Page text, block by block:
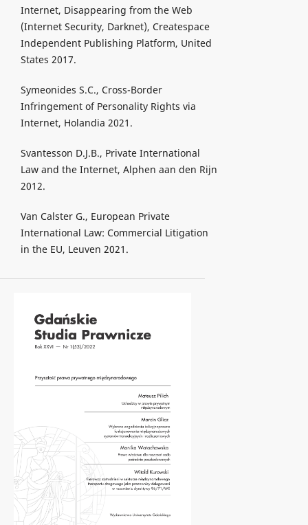
Internet, Disappearing from the Web
(Internet Security, Darknet), Createspace
Independent Publishing Platform, United
States 2017.
Symeonides S.C., Cross-Border
Infringement of Personality Rights via
Internet, Holandia 2021.
Svantesson D.J.B., Private International
Law and the Internet, Alphen aan den Rijn
2012.
Van Calster G., European Private
International Law: Commercial Litigation
in the EU, Leuven 2021.